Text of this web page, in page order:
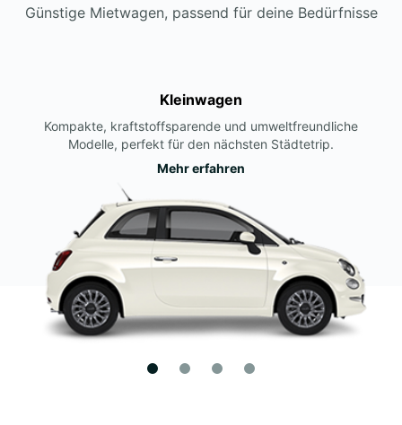
Günstige Mietwagen, passend für deine Bedürfnisse
Kleinwagen
Kompakte, kraftstoffsparende und umweltfreundliche
Modelle, perfekt für den nächsten Städtetrip.
Mehr erfahren